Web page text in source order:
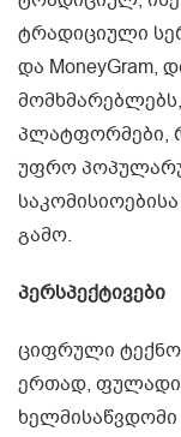
ტრადიციული
და MoneyGram,
პლატფორმები,
უფრო
გამო.
პერსპექტივები
ციფრული
ერთად, ფულადი